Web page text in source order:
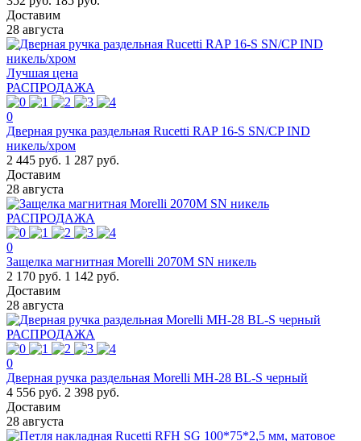
Доставим
28 августа
Лучшая цена
РАСПРОДАЖА
0
Дверная ручка раздельная Rucetti RAP 16-S SN/CP IND
никель/хром
2 445 руб. 1 287 руб.
Доставим
28 августа
РАСПРОДАЖА
0
Защелка магнитная Morelli 2070M SN никель
2 170 руб. 1 142 руб.
Доставим
28 августа
РАСПРОДАЖА
0
Дверная ручка раздельная Morelli MH-28 BL-S черный
4 556 руб. 2 398 руб.
Доставим
28 августа